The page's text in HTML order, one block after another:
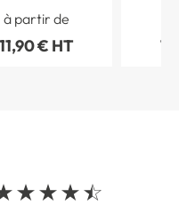
Gamme Métal
à partir de
11,90 € HT